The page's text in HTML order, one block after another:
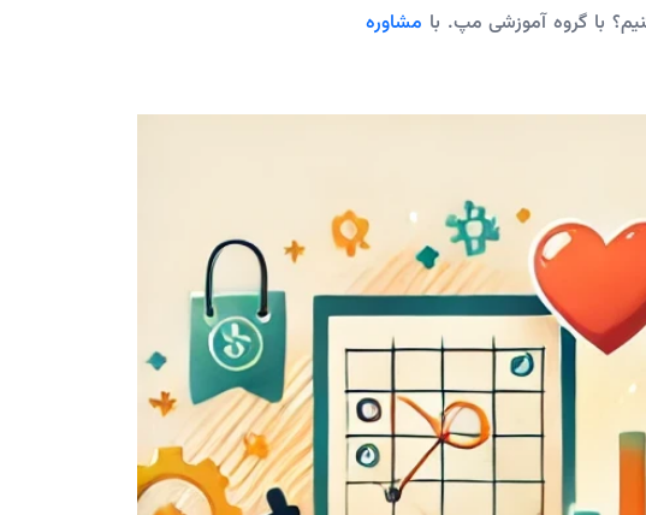
با گروه آموزشی مپ. با مشاوره